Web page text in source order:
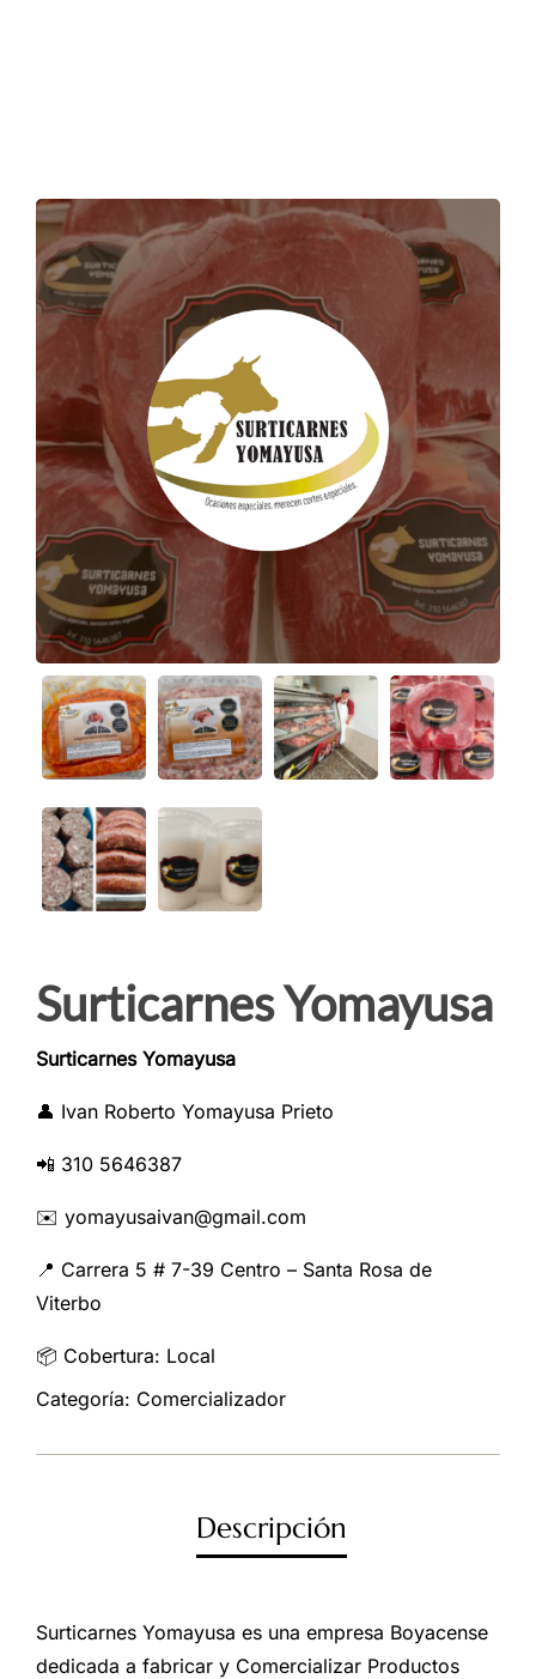
Surticarnes Yomayusa
Surticarnes Yomayusa
👤 Ivan Roberto Yomayusa Prieto
📲 310 5646387
✉️ yomayusaivan@gmail.com
📍 Carrera 5 # 7-39 Centro – Santa Rosa de
Viterbo
📦 Cobertura: Local
Categoría: Comercializador
Surticarnes Yomayusa es una empresa Boyacense
dedicada a fabricar y Comercializar Productos